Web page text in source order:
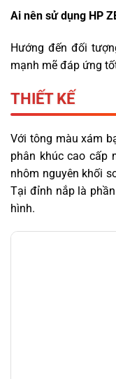
Ai nên sử dụng HP
Hướng đến đối
mạnh mẽ đáp ứng
THIẾT KẾ
Với tông màu xám
phân khúc cao cấp
nhôm nguyên khối
Tại đỉnh nắp là
hình.